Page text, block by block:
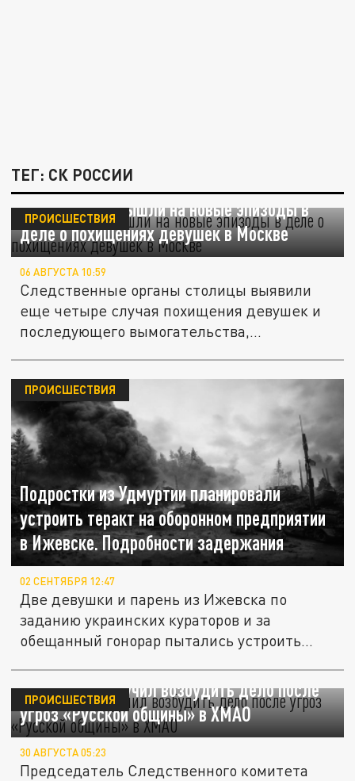
ТЕГ: СК РОССИИ
Следователи вышли на новые эпизоды в
деле о похищениях девушек в Москве
ПРОИСШЕСТВИЯ
06 АВГУСТА 10:59
Следственные органы столицы выявили
еще четыре случая похищения девушек и
последующего вымогательства,...
Подростки из Удмуртии планировали
устроить теракт на оборонном предприятии
в Ижевске. Подробности задержания
ПРОИСШЕСТВИЯ
02 СЕНТЯБРЯ 12:47
Две девушки и парень из Ижевска по
заданию украинских кураторов и за
обещанный гонорар пытались устроить...
Бастрыкин поручил возбудить дело после
угроз «Русской общины» в ХМАО
ПРОИСШЕСТВИЯ
30 АВГУСТА 05:23
Председатель Следственного комитета